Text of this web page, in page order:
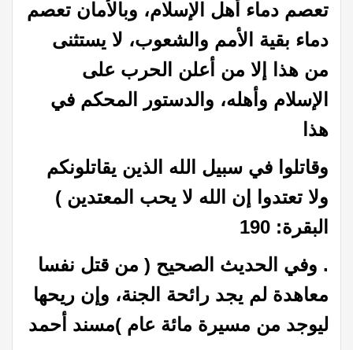
تعصم دماء أهل الإسلام، وبالأمان تعصم
دماء بقية الأمم والشعوب، لا يستثنى
من هذا إلا من أعلن الحرب على
الإسلام وأهله، والدستور المحكم في
هذا
وقاتلوا في سبيل الله الذين يقاتلونكم
ولا تعتدوا إن الله لا يحب المعتدين )
البقرة: 190
. وفي الحديث الصحيح ( من قتل نفسا
معاهدة لم يجد رائحة الجنة، وإن ريحها
ليوجد من مسيرة مائة عام )مسند أحمد